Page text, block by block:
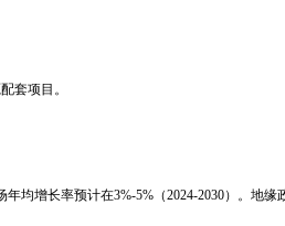
套项目。
年均增长率预计在3%-5% （2024-2030）。地缘